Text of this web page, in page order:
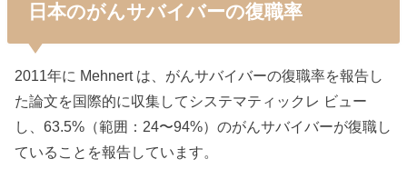
日本のがんサバイバーの復職率
2011年に Mehnert は、がんサバイバーの復職率を報告し
た論文を国際的に収集してシステマティックレ ビュー
し、63.5%（範囲：24〜94%）のがんサバイバーが復職し
ていることを報告しています。